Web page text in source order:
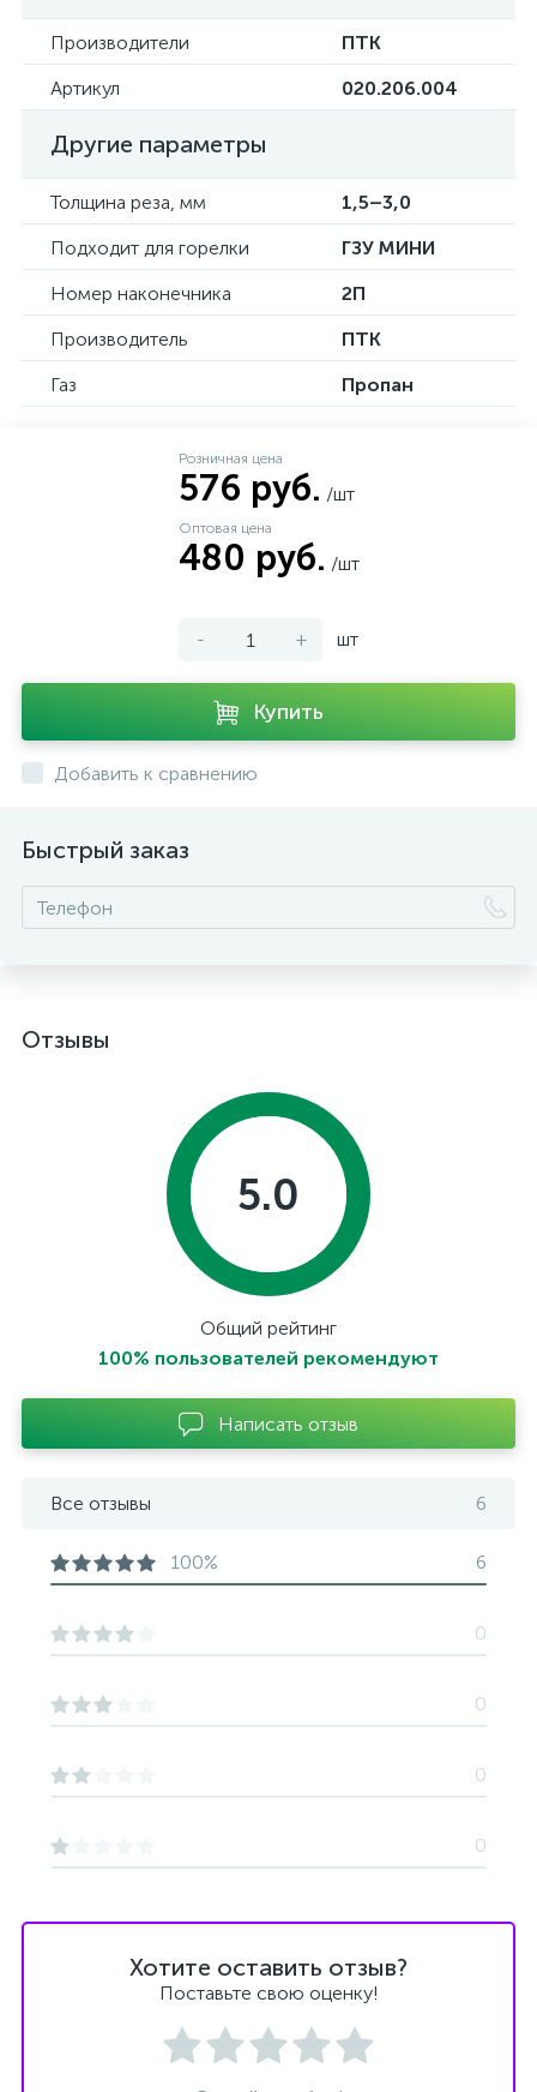
Производители
ПТК
Артикул
020.206.004
Другие параметры
Толщина реза, мм
1,5–3,0
Подходит для горелки
ГЗУ МИНИ
Номер наконечника
2П
Производитель
ПТК
Газ
Пропан
Розничная цена
576 руб. /шт
Оптовая цена
480 руб. /шт
- + шт
Купить
Добавить к сравнению
Быстрый заказ
Отзывы
Хотите оставить отзыв?
Поставьте свою оценку!
5.0
Общий рейтинг
100% пользователей рекомендуют
Написать отзыв
Все отзывы 6
100% 6
0
0
0
0